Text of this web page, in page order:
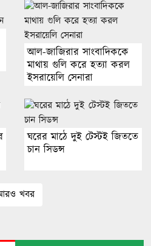
আল-জাজিরার সাংবাদিককে
মাথায় গুলি করে হত্যা করল
ইসরায়েলি সেনারা
ঘরের মাঠে দুই টেস্টই জিততে
চান সিডন্স
খবর